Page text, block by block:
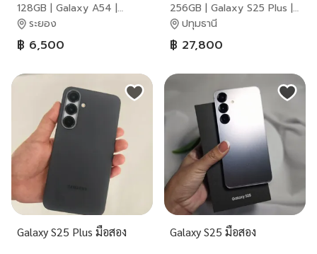
128GB | Galaxy A54 |
Samsung
ระยอง
฿ 6,500
256GB | Galaxy S25 Plus |
Samsung
ปทุมธานี
฿ 27,800
Galaxy S25 Plus มือสอง Galaxy S25 มือสอง